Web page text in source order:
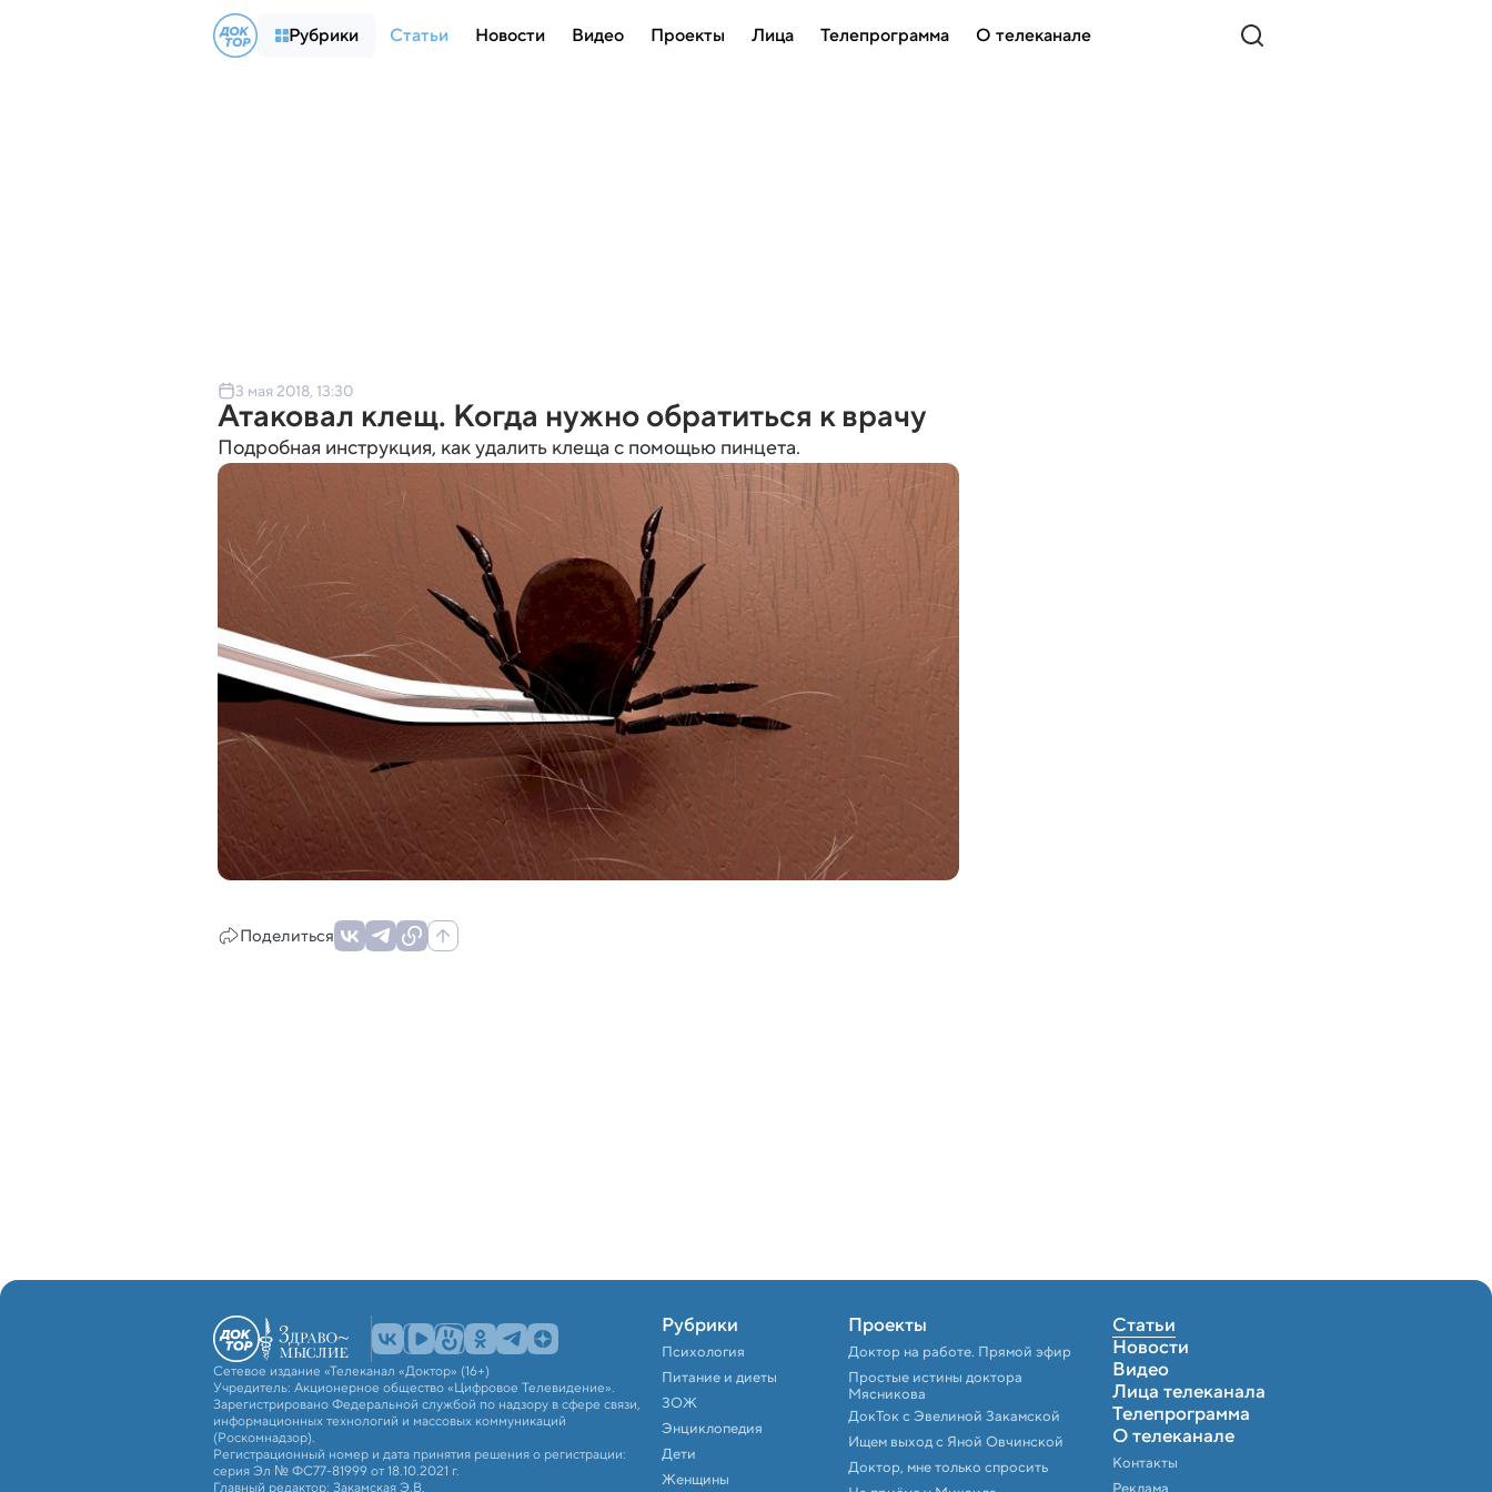
Рубрики Статьи Новости Видео Проекты Лица Телепрограмма О телеканале
3 мая 2018, 13:30
Атаковал клещ. Когда нужно обратиться к врачу
Подробная инструкция, как удалить клеща с помощью пинцета.
Поделиться
Сетевое издание «Телеканал «Доктор» (16+)
Учредитель: Акционерное общество «Цифровое Телевидение».
Зарегистрировано Федеральной службой по надзору в сфере связи,
информационных технологий и массовых коммуникаций
(Роскомнадзор).
Регистрационный номер и дата принятия решения о регистрации:
серия Эл № ФС77-81999 от 18.10.2021 г.
Главный редактор: Закамская Э.В.
Рубрики
Психология
Питание и диеты
ЗОЖ
Энциклопедия
Дети
Женщины
Проекты
Доктор на работе. Прямой эфир
Простые истины доктора
Мясникова
ДокТок с Эвелиной Закамской
Ищем выход с Яной Овчинской
Доктор, мне только спросить
Статьи
Новости
Видео
Лица телеканала
Телепрограмма
О телеканале
Контакты